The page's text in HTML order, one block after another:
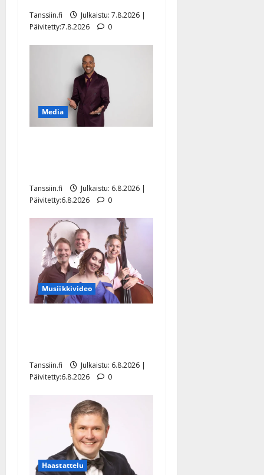
Tanssiin.fi
Julkaistu: 7.8.2026 |
Päivitetty:7.8.2026
0
Media
Tanssiin.fi
Julkaistu: 6.8.2026 |
Päivitetty:6.8.2026
0
Musiikkivideo
Tanssiin.fi
Julkaistu: 6.8.2026 |
Päivitetty:6.8.2026
0
Haastattelu